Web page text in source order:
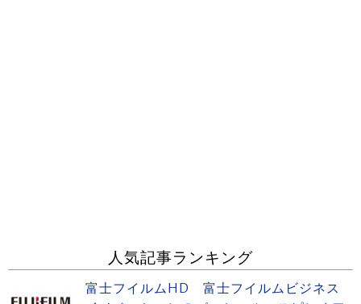
人気記事ランキング
富士フイルムHD 富士フイルムビジネス